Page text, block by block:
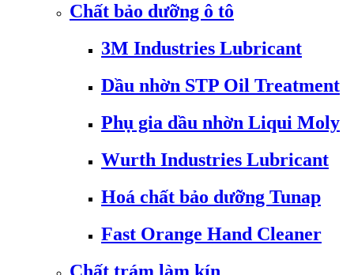
Chất bảo dưỡng ô tô
3M Industries Lubricant
Dầu nhờn STP Oil Treatment
Phụ gia dầu nhờn Liqui Moly
Wurth Industries Lubricant
Hoá chất bảo dưỡng Tunap
Fast Orange Hand Cleaner